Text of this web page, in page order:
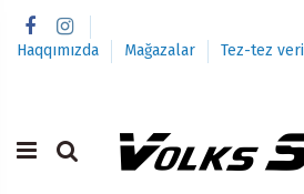
Haqqımızda Mağazalar
Tez-tez